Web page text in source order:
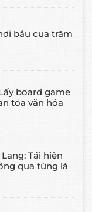
bầu cua trăm
board game
tỏa văn hóa
Tái hiện
qua từng lá